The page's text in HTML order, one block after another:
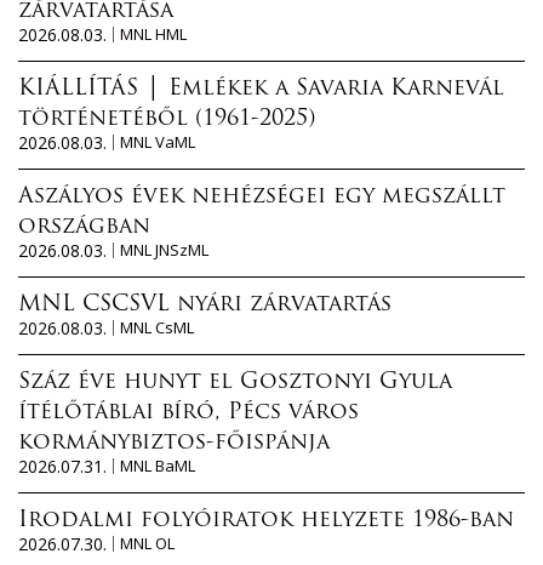
zárvatartása
2026.08.03.
MNL HML
KIÁLLÍTÁS │ Emlékek a Savaria Karnevál
történetéből (1961-2025)
2026.08.03.
MNL VaML
Aszályos évek nehézségei egy megszállt
országban
2026.08.03.
MNL JNSzML
MNL CSCSVL nyári zárvatartás
2026.08.03.
MNL CsML
Száz éve hunyt el Gosztonyi Gyula
ítélőtáblai bíró, Pécs város
kormánybiztos-főispánja
2026.07.31.
MNL BaML
Irodalmi folyóiratok helyzete 1986-ban
2026.07.30.
MNL OL